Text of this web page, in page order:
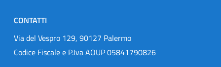
CONTATTI
Via del Vespro 129, 90127 Palermo
Codice Fiscale e P.Iva AOUP 05841790826